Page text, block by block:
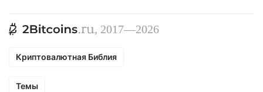
, 2017—2026
Криптовалютная Библия
Темы